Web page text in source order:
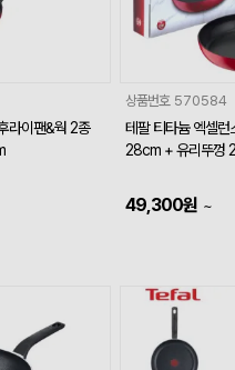
라이팬&웍 2종
상품번호 570584
테팔 티타늄 엑셀런
28cm + 유리뚜껑
49,300원 ~